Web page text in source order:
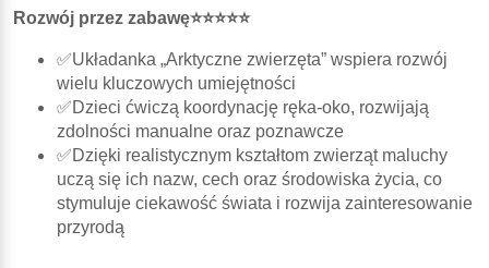
Rozwój przez zabawę⭐⭐⭐⭐⭐
✅Układanka „Arktyczne zwierzęta” wspiera rozwój
wielu kluczowych umiejętności
✅Dzieci ćwiczą koordynację ręka-oko, rozwijają
zdolności manualne oraz poznawcze
✅Dzięki realistycznym kształtom zwierząt maluchy
uczą się ich nazw, cech oraz środowiska życia, co
stymuluje ciekawość świata i rozwija zainteresowanie
przyrodą